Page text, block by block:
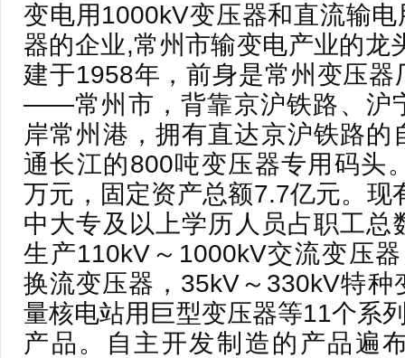
变电用1000kV变压器和直流输
器的企业,常州市输变电产业的龙
建于1958年，前身是常州变压
——常州市，背靠京沪铁路、沪
岸常州港，拥有直达京沪铁路的
通长江的800吨变压器专用码头
万元，固定资产总额7.7亿元。现
中大专及以上学历人员占职工总
生产110kV～1000kV交流变压
换流变压器，35kV～330kV特种
量核电站用巨型变压器等11个系
产品。自主开发制造的产品遍